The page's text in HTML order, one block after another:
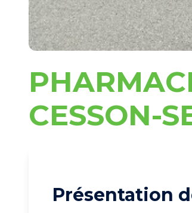
CESSON-
Présentation